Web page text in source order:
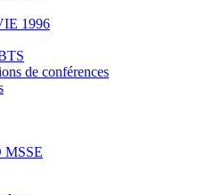
1996
de conférences